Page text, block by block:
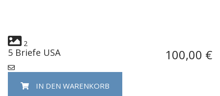
2
5 Briefe USA 100,00 €
IN DEN WARENKORB